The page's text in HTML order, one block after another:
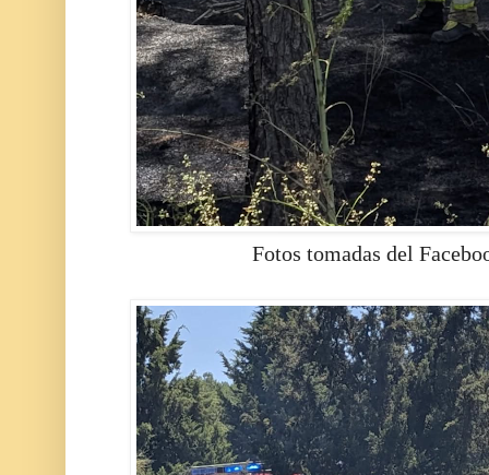
Fotos tomadas del